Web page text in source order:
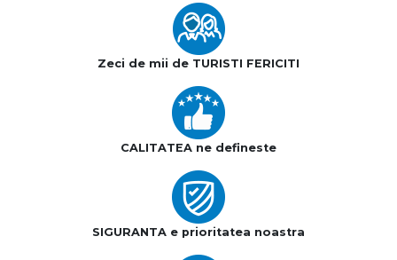
Zeci de mii de TURISTI FERICITI
CALITATEA ne defineste
SIGURANTA e prioritatea noastra